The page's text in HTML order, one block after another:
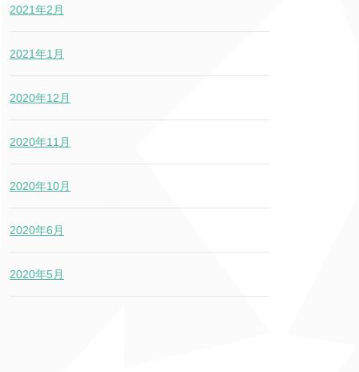
2021年2月
2021年1月
2020年12月
2020年11月
2020年10月
2020年6月
2020年5月